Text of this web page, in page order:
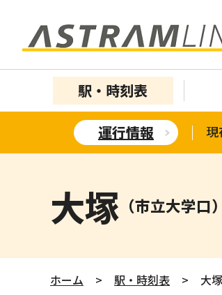
駅・時刻表
運行情報 現
大塚 （市立大学口）
ホーム > 駅・時刻表 > 大